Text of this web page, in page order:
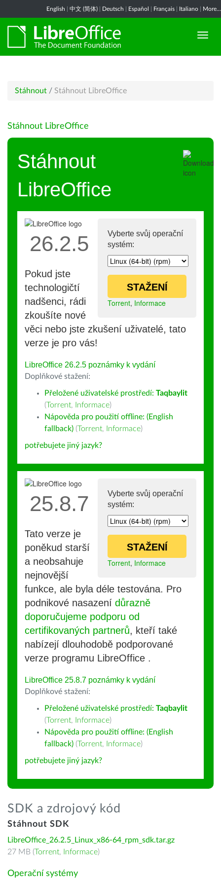
English 中文 (简体) Deutsch Español Français Italiano More...
Stáhnout / Stáhnout LibreOffice
Stáhnout LibreOffice
Stáhnout
LibreOffice
Vyberte svůj operační
systém:
STAŽENÍ
Torrent, Informace
26.2.5
Pokud jste
technologičtí
nadšenci, rádi
zkoušíte nové
věci nebo jste zkušení uživatelé, tato
verze je pro vás!
LibreOffice 26.2.5 poznámky k vydání
Doplňkové stažení:
Přeložené uživatelské prostředí: Taqbaylit
(Torrent, Informace)
Nápověda pro použití offline: (English
fallback) (Torrent, Informace)
potřebujete jiný jazyk?
Vyberte svůj operační
systém:
STAŽENÍ
Torrent, Informace
25.8.7
Tato verze je
poněkud starší
a neobsahuje
nejnovější
funkce, ale byla déle testována. Pro
podnikové nasazení důrazně
doporučujeme podporu od
certifikovaných partnerů, kteří také
nabízejí dlouhodobě podporované
verze programu LibreOffice .
LibreOffice 25.8.7 poznámky k vydání
Doplňkové stažení:
Přeložené uživatelské prostředí: Taqbaylit
(Torrent, Informace)
Nápověda pro použití offline: (English
fallback) (Torrent, Informace)
potřebujete jiný jazyk?
SDK a zdrojový kód
Stáhnout SDK
LibreOffice_26.2.5_Linux_x86-64_rpm_sdk.tar.gz
27 MB (Torrent, Informace)
Operační systémy